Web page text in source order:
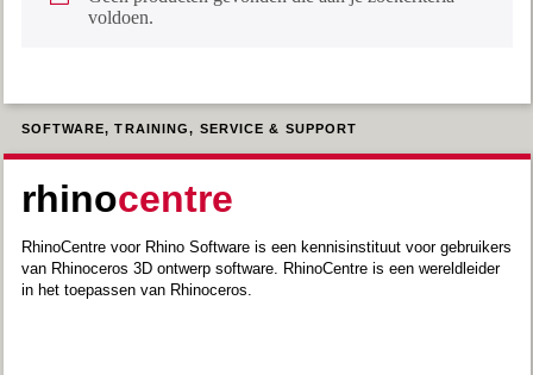
voldoen.
SOFTWARE, TRAINING, SERVICE & SUPPORT
rhinocentre
RhinoCentre voor Rhino Software is een kennisinstituut voor gebruikers
van Rhinoceros 3D ontwerp software. RhinoCentre is een wereldleider
in het toepassen van Rhinoceros.